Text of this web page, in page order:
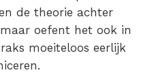
de theorie achter
oefent het ook in
moeiteloos eerlijk